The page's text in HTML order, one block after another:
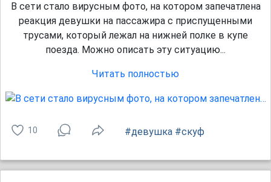
В сети стало вирусным фото, на котором запечатлена
реакция девушки на пассажира с приспущенными
трусами, который лежал на нижней полке в купе
поезда. Можно описать эту ситуацию...
Читать полностью
10 #девушка #скуф